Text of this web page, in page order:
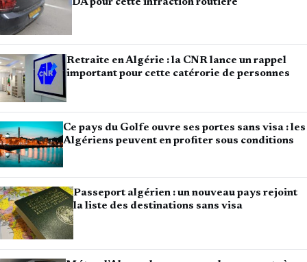
Retraite en Algérie : la CNR lance un rappel
important pour cette catérorie de personnes
Ce pays du Golfe ouvre ses portes sans visa : les
Algériens peuvent en profiter sous conditions
Passeport algérien : un nouveau pays rejoint
la liste des destinations sans visa